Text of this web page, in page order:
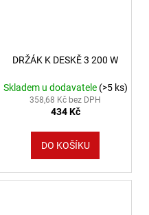
DRŽÁK K DESKĚ 3 200 W
Skladem u dodavatele (>5 ks)
358,68 Kč bez DPH
434 Kč
DO KOŠÍKU